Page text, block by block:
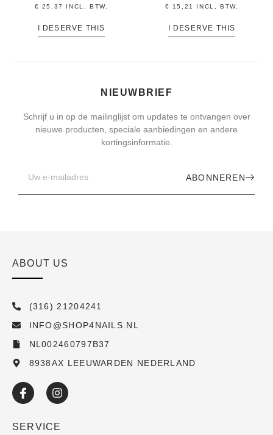
€ 25,37 INCL, BTW.
I DESERVE THIS
€
15,21 INCL, BTW.
I DESERVE THIS
NIEUWBRIEF
Schrijf u in op de mailinglijst om updates te ontvangen over
nieuwe producten, speciale aanbiedingen en andere
kortingsinformatie.
ABONNEREN
ABOUT US
(316) 21204241
INFO@SHOP4NAILS.NL
NL002460797B37
8938AX LEEUWARDEN NEDERLAND
SERVICE